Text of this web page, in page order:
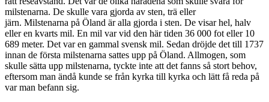
milstenarna. De skulle vara gjorda av sten, trä eller
järn. Milstenarna på Öland är alla gjorda i sten. De visar hel, halv
eller en kvarts mil. En mil var vid den här tiden 36 000 fot eller 10
689 meter. Det var en gammal svensk mil. Sedan dröjde det till 1737
innan de första milstenarna sattes upp på Öland. Allmogen, som
skulle sätta upp milstenarna, tyckte inte att det fanns så stort behov,
eftersom man ändå kunde se från kyrka till kyrka och lätt få reda på
var man befann sig.